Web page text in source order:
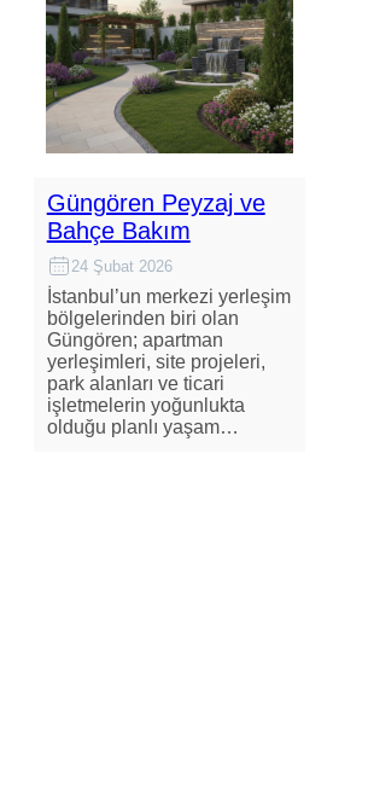
Güngören Peyzaj ve
Bahçe Bakım
24 Şubat 2026
İstanbul’un merkezi yerleşim
bölgelerinden biri olan
Güngören; apartman
yerleşimleri, site projeleri,
park alanları ve ticari
işletmelerin yoğunlukta
olduğu planlı yaşam…